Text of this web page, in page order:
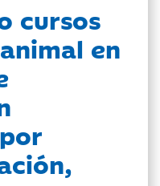
cursos
en